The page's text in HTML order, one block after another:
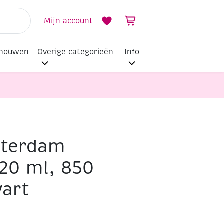
Mijn account
Overige categorieën Info
ml, 850